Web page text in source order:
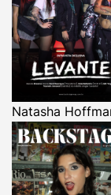
Natasha